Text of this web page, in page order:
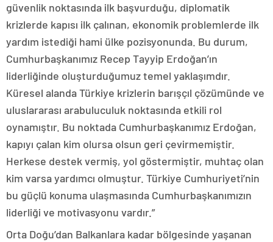
güvenlik noktasında ilk başvurduğu, diplomatik
krizlerde kapısı ilk çalınan, ekonomik problemlerde ilk
yardım istediği hami ülke pozisyonunda. Bu durum,
Cumhurbaşkanımız Recep Tayyip Erdoğan’ın
liderliğinde oluşturduğumuz temel yaklaşımdır.
Küresel alanda Türkiye krizlerin barışçıl çözümünde ve
uluslararası arabuluculuk noktasında etkili rol
oynamıştır. Bu noktada Cumhurbaşkanımız Erdoğan,
kapıyı çalan kim olursa olsun geri çevirmemiştir.
Herkese destek vermiş, yol göstermiştir, muhtaç olan
kim varsa yardımcı olmuştur. Türkiye Cumhuriyeti’nin
bu güçlü konuma ulaşmasında Cumhurbaşkanımızın
liderliği ve motivasyonu vardır.”
Orta Doğu’dan Balkanlara kadar bölgesinde yaşanan